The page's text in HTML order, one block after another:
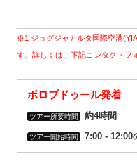
※1 ジョグジャカルタ国際空港
す。詳しくは、下記コンタクトフ
ボロブドゥール発着
ツアー所要時間 約4時間
ツアー開始時間 7:00 ‐ 12:00